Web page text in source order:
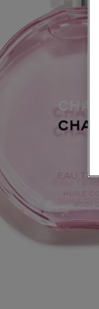
por defecto
alternativa 1
de la textura básica